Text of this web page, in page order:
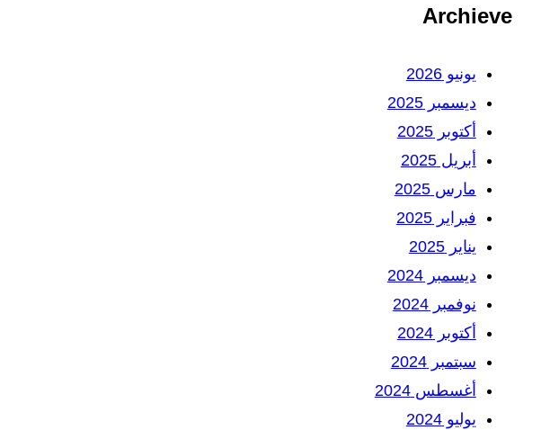
Archieve
يونيو 2026
ديسمبر 2025
أكتوبر 2025
أبريل 2025
مارس 2025
فبراير 2025
يناير 2025
ديسمبر 2024
نوفمبر 2024
أكتوبر 2024
سبتمبر 2024
أغسطس 2024
يوليو 2024